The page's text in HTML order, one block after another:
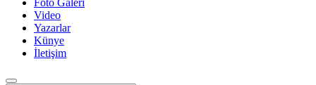
Foto Galeri
Video
Yazarlar
Künye
İletişim